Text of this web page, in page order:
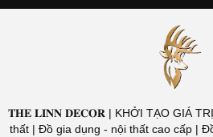
𝐓𝐇𝐄 𝐋𝐈𝐍𝐍 𝐃𝐄𝐂𝐎𝐑 | KHỞI TẠO GIÁ TRỊ
thất | Đồ gia dụng - nội thất cao cấp |